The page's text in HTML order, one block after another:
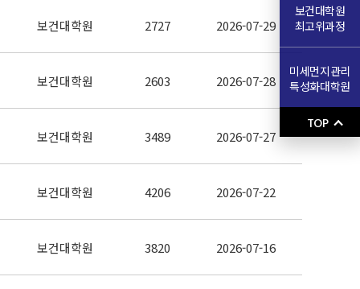
보건대학원 2727 2026-07-29
보건대학원 2603 2026-07-28
보건대학원 3489 2026-07-27
보건대학원 4206 2026-07-22
보건대학원 3820 2026-07-16
보건대학원
최고위과정
미세먼지관리
특성화대학원
TOP